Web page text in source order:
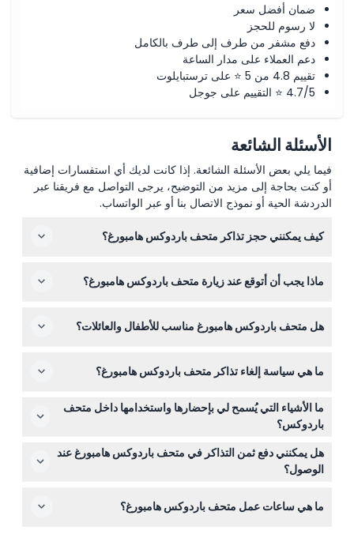
ضمان أفضل سعر
لا رسوم للحجز
دفع مشفر من طرف إلى طرف بالكامل
دعم العملاء على مدار الساعة
تقييم 4.8 من 5 ⭐ على ترستبايلوت
4.7/5 ⭐ التقييم على جوجل
الأسئلة الشائعة
فيما يلي بعض الأسئلة الشائعة. إذا كانت لديك أي استفسارات إضافية
أو كنت بحاجة إلى مزيد من التوضيح، يرجى التواصل مع فريقنا عبر
الدردشة الحية أو نموذج الاتصال بنا أو عبر الواتساب.
كيف يمكنني حجز تذاكر متحف باردوكس هامبورغ؟
فقط اختر التاريخ ونوع التذكرة المفضل لديك أثناء عملية الحجز
ماذا يجب أن أتوقع عند زيارة متحف باردوكس هامبورغ؟
مذهلة ومعارض تفاعلية مثالية لالتقاط صور ممتعة. لديك ساعة
هل متحف باردوكس هامبورغ مناسب للأطفال والعائلات؟
رائعة للعائلات.
ما هي سياسة إلغاء تذاكر متحف باردوكس هامبورغ؟
التذاكر غير قابلة للاسترداد ولا يمكن إلغاؤها، لذا تأكد من ثبات
خططك قبل الحجز. تذكرتك صالحة فقط للتاريخ والوقت
المختارين.
ما الأشياء التي يُسمح لي بإحضارها واستخدامها داخل متحف
باردوكس؟
يمكنك إحضار كاميرا أو هاتف ذكي مشحون بالكامل لالتقاط
الصور للمعروضات. الطعام والمشروبات غير مسموح بها داخل
مناطق العرض، لكن توجد خزائن مجانية لتخزين حقائبك
هل يمكنني دفع ثمن التذاكر في متحف باردوكس هامبورغ عند
الوصول؟
الأسهل حجز تذاكرك عبر الإنترنت من خلال هذا الموقع مسبقًا
ما هي ساعات عمل متحف باردوكس هامبورغ؟